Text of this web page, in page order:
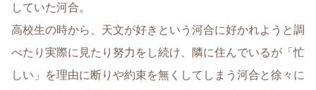
していた河合。
高校生の時から、天文が好きという河合に好かれようと調
べたり実際に見たり努力をし続け、隣に住んでいるが「忙
しい」を理由に断りや約束を無くしてしまう河合と徐々に